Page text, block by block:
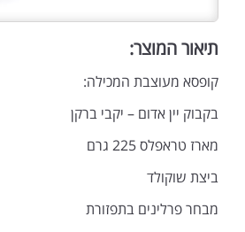
תיאור המוצר:
קופסא מעוצבת המכילה:
בקבוק יין אדום – יקבי ברקן
מארז טראפלס 225 גרם
ביצת שוקולד
מבחר פרלינים בתפזורת